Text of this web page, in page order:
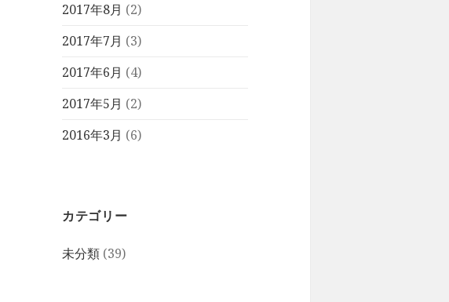
2017年8月 (2)
2017年7月 (3)
2017年6月 (4)
2017年5月 (2)
2016年3月 (6)
カテゴリー
未分類 (39)